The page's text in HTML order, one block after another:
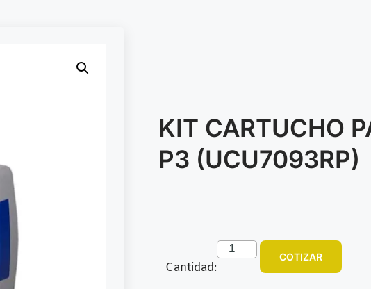
KIT CARTUCHO
P3 (UCU7093RP)
Cantidad:
COTIZAR